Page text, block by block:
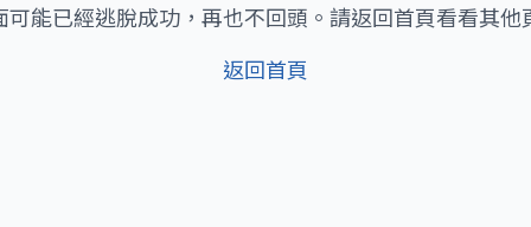
可能已經逃脫成功，再也不回頭。請返回首頁看看其他
返回首頁